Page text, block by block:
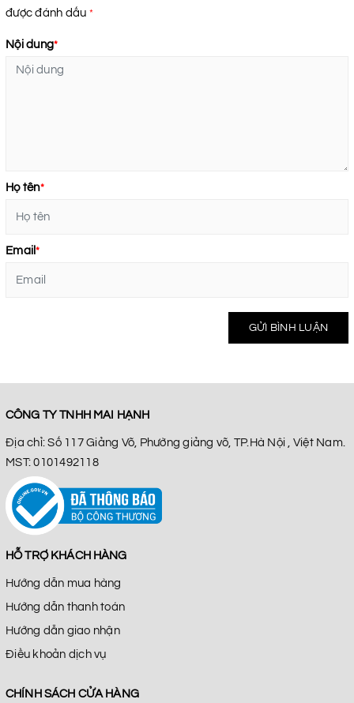
được đánh dấu *
Nội dung*
Họ tên*
Email*
GỬI BÌNH LUẬN
CÔNG TY TNHH MAI HẠNH
Địa chỉ: Số 117 Giảng Võ, Phường giảng võ, TP.Hà Nội , Việt Nam.
MST: 0101492118
HỖ TRỢ KHÁCH HÀNG
Hướng dẫn mua hàng
Hướng dẫn thanh toán
Hướng dẫn giao nhận
Điều khoản dịch vụ
CHÍNH SÁCH CỬA HÀNG